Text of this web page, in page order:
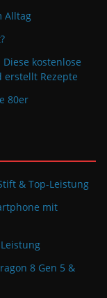
Alltag
kostenlose
erstellt Rezepte
80er
& Top-Leistung
mit
8 Gen 5 &